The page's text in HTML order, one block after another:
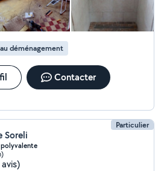
déménagement
Contacter
Particulier
Soreli